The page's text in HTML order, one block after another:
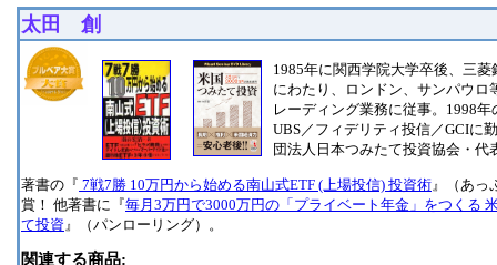
太田 創
1985年に関西学院大学卒後、三
にわたり、ロンドン、サンパウ
レーディング業務に従事。1998
UBS／フィデリティ投信／GCIに
団法人日本つみたて投資協会・代
著書の『 7戦7勝 10万円から始める南山式ETF (上場投信) 投資術 』（あっ
賞！ 他著書に『毎月3万円で3000万円の「プライベート年金」をつくる
て投資 』（パンローリング）。
関連する商品: